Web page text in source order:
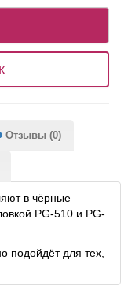
Отзывы (0)
в чёрные
PG-510 и PG-
подойдёт для тех,